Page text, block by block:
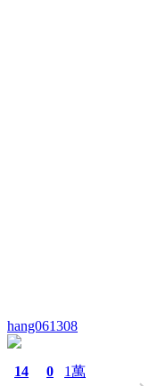
hang061308
14 0 1萬